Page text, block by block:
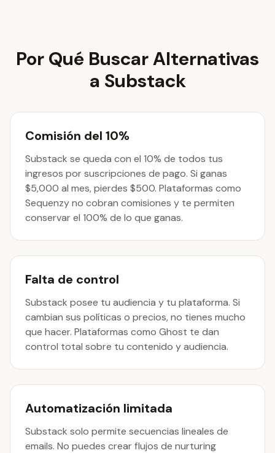
Por Qué Buscar Alternativas
a Substack
Comisión del 10%
Substack se queda con el 10% de todos tus
ingresos por suscripciones de pago. Si ganas
$5,000 al mes, pierdes $500. Plataformas como
Sequenzy no cobran comisiones y te permiten
conservar el 100% de lo que ganas.
Falta de control
Substack posee tu audiencia y tu plataforma. Si
cambian sus políticas o precios, no tienes mucho
que hacer. Plataformas como Ghost te dan
control total sobre tu contenido y audiencia.
Automatización limitada
Substack solo permite secuencias lineales de
emails. No puedes crear flujos de nurturing